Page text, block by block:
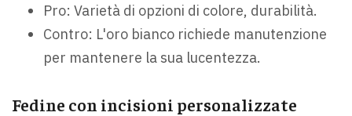
Pro: Varietà di opzioni di colore, durabilità.
Contro: L'oro bianco richiede manutenzione
per mantenere la sua lucentezza.
Fedine con incisioni personalizzate